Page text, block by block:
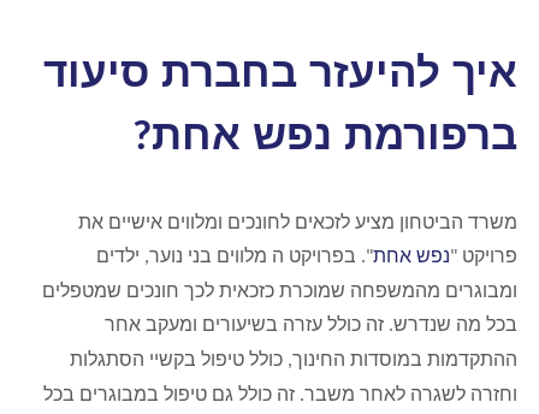
איך להיעזר בחברת סיעוד
ברפורמת נפש אחת?
משרד הביטחון מציע לזכאים לחונכים ומלווים אישיים את
פרויקט "נפש אחת". בפרויקט ה מלווים בני נוער, ילדים
ומבוגרים מהמשפחה שמוכרת כזכאית לכך חונכים שמטפלים
בכל מה שנדרש. זה כולל עזרה בשיעורים ומעקב אחר
ההתקדמות במוסדות החינוך, כולל טיפול בקשיי הסתגלות
וחזרה לשגרה לאחר משבר. זה כולל גם טיפול במבוגרים בכל